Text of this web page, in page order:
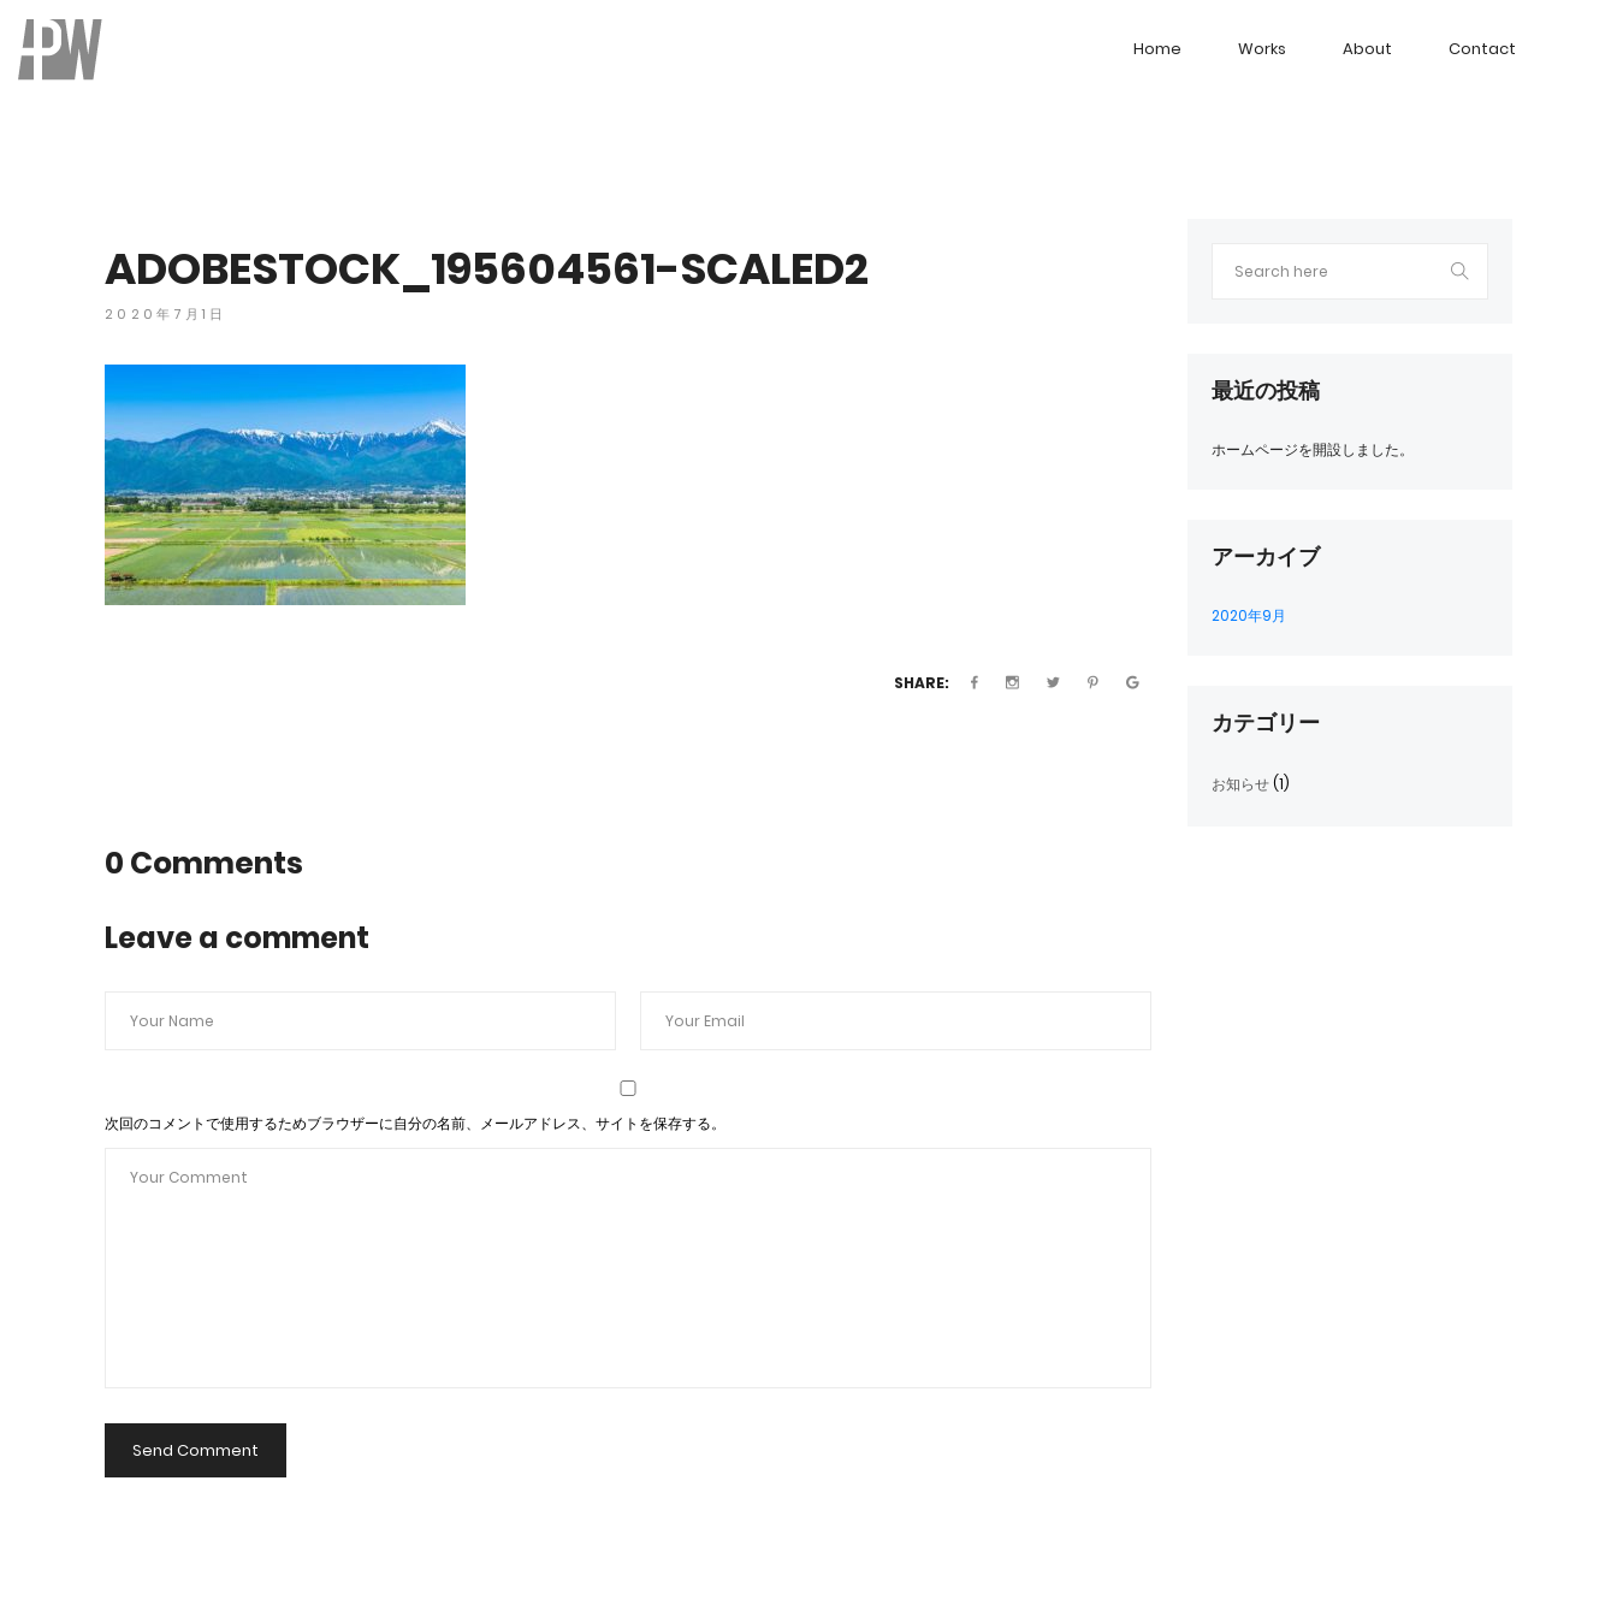
Home Works About Contact
ADOBESTOCK_195604561-SCALED2
2020年7月1日
SHARE:
0 Comments
Leave a comment
次回のコメントで使用するためブラウザーに自分の名前、メールアドレス、サイトを保存する。
最近の投稿
ホームページを開設しました。
アーカイブ
2020年9月
カテゴリー
お知らせ(1)